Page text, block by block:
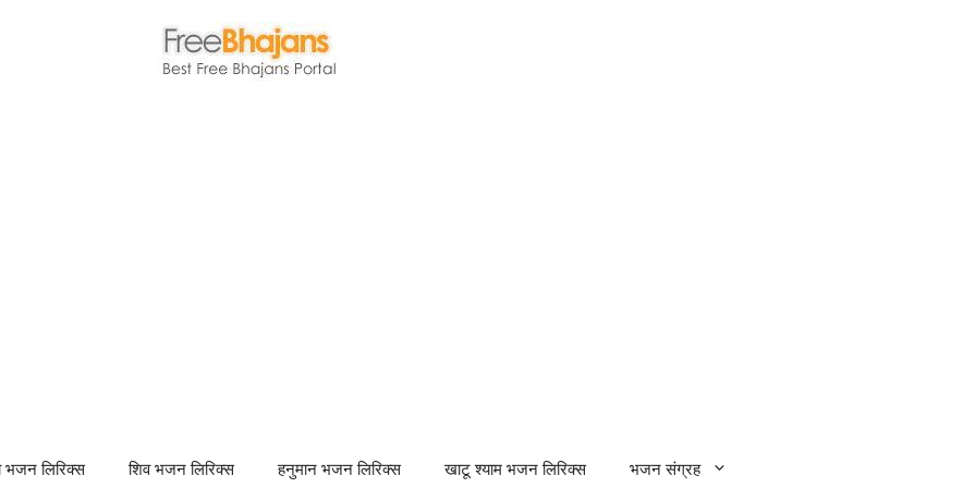
भजन लिरिक्स शिव भजन लिरिक्स हनुमान भजन लिरिक्स खाटू श्याम भजन लिरिक्स भजन संग्रह